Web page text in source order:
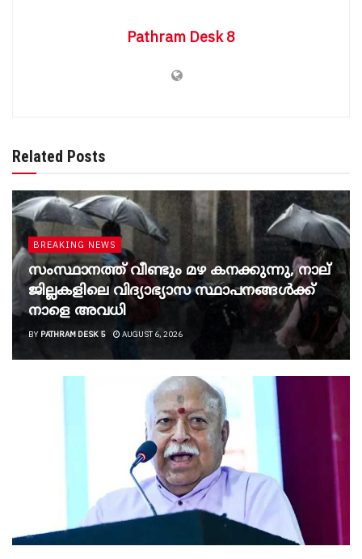
Pathram Desk 8
Related Posts
BREAKING NEWS
സംസ്ഥാനത്ത് വീണ്ടും മഴ കനക്കുന്നു, നാല്
ജില്ലകളിലെ വിദ്യാഭ്യാസ സ്ഥാപനങ്ങൾക്ക്
നാളെ അവധി
BY PATHRAM DESK 5 AUGUST 6, 2026